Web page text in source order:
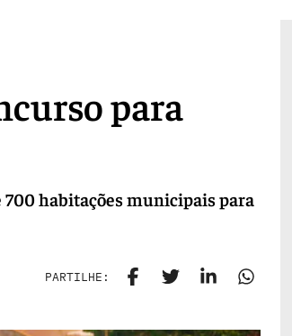
para
habitações municipais para
PARTILHE: